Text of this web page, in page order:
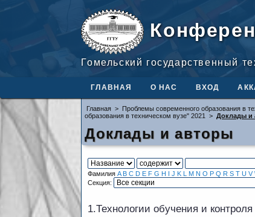
Гомельский государственный
ГЛАВНАЯ О НАС ВХОД
Главная > Проблемы современного образования в
образования в техническом вузе" 2021
> Доклады и
Доклады и авторы
ФамилияA B C D E F G H I J K L M N O P Q R S T U V
Секция:
1.Технологии обучения и